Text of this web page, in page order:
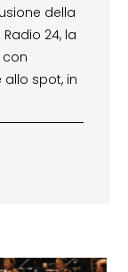
della
24, la
con
allo spot, in